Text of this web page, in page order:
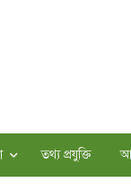
তথ্য প্রযুক্তি